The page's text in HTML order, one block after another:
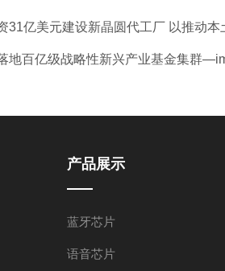
31亿美元建设新晶圆代工厂 以推动
地百亿级战略性新兴产业基金集群
产品展示
蓝牙芯片
语音芯片